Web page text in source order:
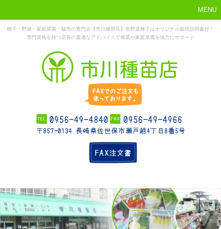
MENU
種子・野菜・家庭菜園・栽培の専門店【市川種苗店】全野菜種子はオリジナル栽培説明書付！
専門資格を持つ店長の最適なアドバイスで農業や家庭菜園を強力にサポート
ホーム
ら
お勧め商品 お知らせ 店舗概要